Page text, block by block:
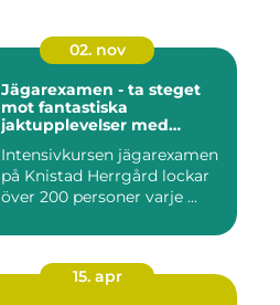
02. nov
Jägarexamen - ta steget
mot fantastiska
jaktupplevelser med
Intensivkursen jägarexamen
på Knistad Herrgård lockar
över 200 personer varje ...
15. apr